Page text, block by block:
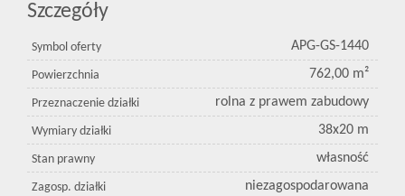
Szczegóły
Symbol oferty APG-GS-1440
Powierzchnia 762,00 m²
Przeznaczenie działki rolna z prawem zabudowy
Wymiary działki 38x20 m
Stan prawny własność
Zagosp. działki niezagospodarowana